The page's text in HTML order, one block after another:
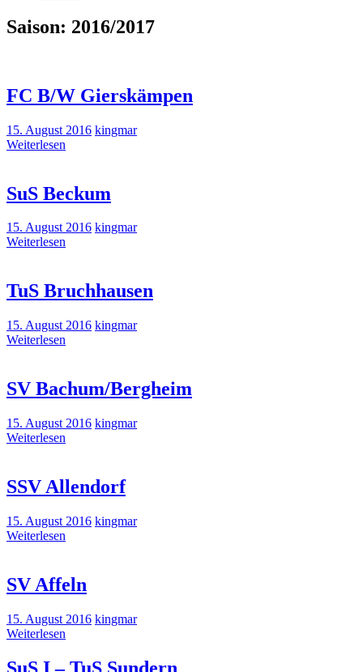
Saison: 2016/2017
FC B/W Gierskämpen
15. August 2016 kingmar
Weiterlesen
SuS Beckum
15. August 2016 kingmar
Weiterlesen
TuS Bruchhausen
15. August 2016 kingmar
Weiterlesen
SV Bachum/Bergheim
15. August 2016 kingmar
Weiterlesen
SSV Allendorf
15. August 2016 kingmar
Weiterlesen
SV Affeln
15. August 2016 kingmar
Weiterlesen
SuS I – TuS Sundern